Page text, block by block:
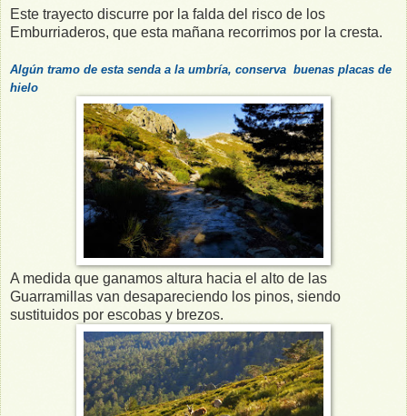
Este trayecto discurre por la falda del risco de los
Emburriaderos, que esta mañana recorrimos por la cresta.
Algún tramo de esta senda a la umbría, conserva buenas placas de
hielo
A medida que ganamos altura hacia el alto de las
Guarramillas van desapareciendo los pinos, siendo
sustituidos por escobas y brezos.